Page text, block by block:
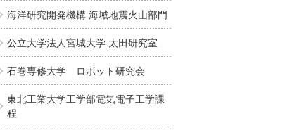
海洋研究開発機構 海域地震火山部門
公立大学法人宮城大学 太田研究室
石巻専修大学 ロボット研究会
東北工業大学工学部電気電子工学課
程